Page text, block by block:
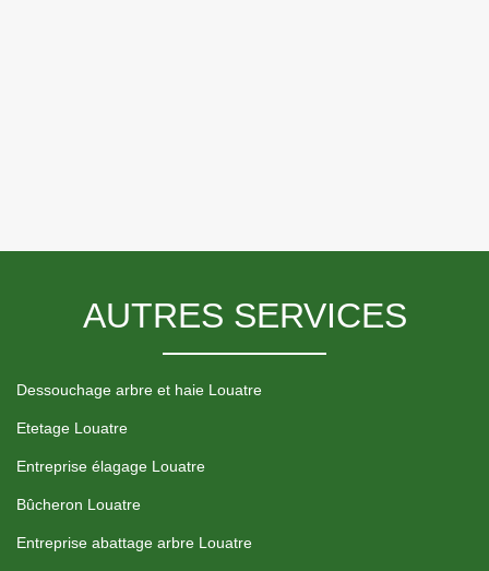
AUTRES SERVICES
Dessouchage arbre et haie Louatre
Etetage Louatre
Entreprise élagage Louatre
Bûcheron Louatre
Entreprise abattage arbre Louatre